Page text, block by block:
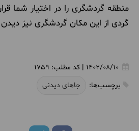
منطقه گردشگری را در اختیار شما
گردی از این مکان گردشگری نیز
1402/08/10
| کد مطلب: 1759
برچسب‌ها:
جاهای دیدنی